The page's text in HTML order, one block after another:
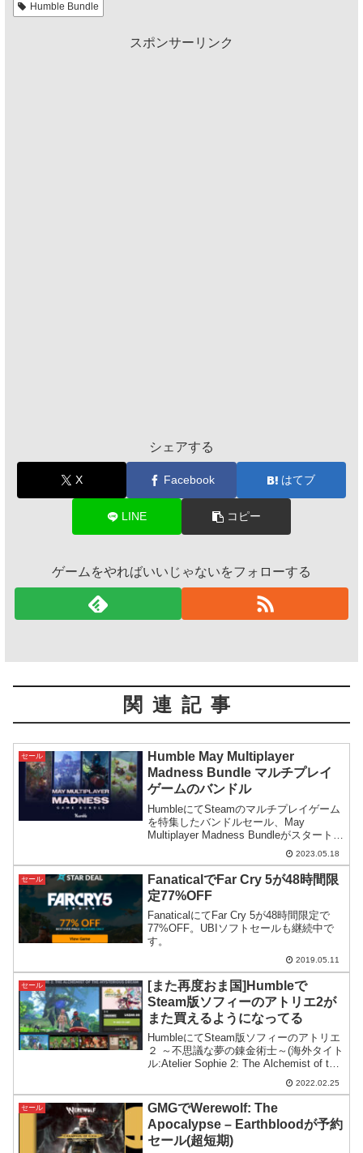
Humble Bundle
スポンサーリンク
シェアする
X Facebook はてブ
LINE コピー
ゲームをやればいいじゃないをフォローする
関連記事
セール
Humble May Multiplayer
Madness Bundle マルチプレイ
ゲームのバンドル
HumbleにてSteamのマルチプレイゲーム
を特集したバンドルセール、May
Multiplayer Madness Bundleがスタート。
シングルプレイ可能なゲームもあります
し、費用対効果は高そうです。
2023.05.18
セール
FanaticalでFar Cry 5が48時間限
定77%OFF
FanaticalにてFar Cry 5が48時間限定で
77%OFF。UBIソフトセールも継続中で
す。
2019.05.11
セール
[また再度おま国]Humbleで
Steam版ソフィーのアトリエ2が
また買えるようになってる
HumbleにてSteam版ソフィーのアトリエ
２ ～不思議な夢の錬金術士～(海外タイト
ル:Atelier Sophie 2: The Alchemist of the
Mysterious Dream)の販売が再開されまし
た。いつまで売ってくれるかは不明で
す。
2022.02.25
セール
GMGでWerewolf: The
Apocalypse – Earthbloodが予約
セール(超短期)